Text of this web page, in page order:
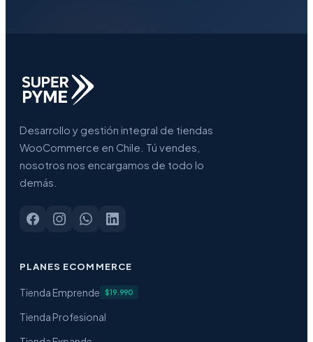
Desarrollo y gestión integral de tiendas
WooCommerce en Chile. Tú vendes,
nosotros nos encargamos de todo lo
demás.
PLANES ECOMMERCE
Tienda Emprende $19.990
Tienda Profesional